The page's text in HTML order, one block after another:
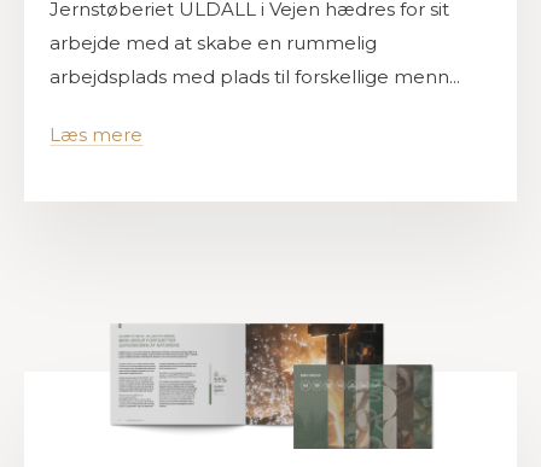
Jernstøberiet ULDALL i Vejen hædres for sit
arbejde med at skabe en rummelig
arbejdsplads med plads til forskellige menn...
Læs mere